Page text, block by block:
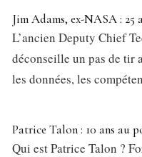
Jim Adams, ex-NASA : 25
L’ancien Deputy Chief
déconseille un pas de tir
les données, les
Patrice Talon : 10 ans au
Qui est Patrice Talon ?